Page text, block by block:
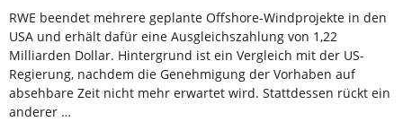
RWE beendet mehrere geplante Offshore-Windprojekte in den
USA und erhält dafür eine Ausgleichszahlung von 1,22
Milliarden Dollar. Hintergrund ist ein Vergleich mit der US-
Regierung, nachdem die Genehmigung der Vorhaben auf
absehbare Zeit nicht mehr erwartet wird. Stattdessen rückt ein
anderer …